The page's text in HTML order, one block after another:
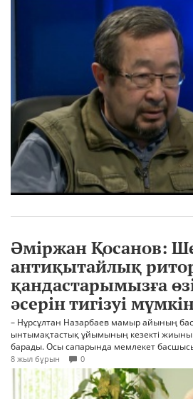
Әміржан Қосанов:
антиқытайлық
қандастарымызға
әсерін тигізуі
– Нұрсұлтан Назарбаев мамыр айының
ынтымақтастық ұйымының кезекті
барады. Осы сапарында мемлекет
8 жыл бұрын 0